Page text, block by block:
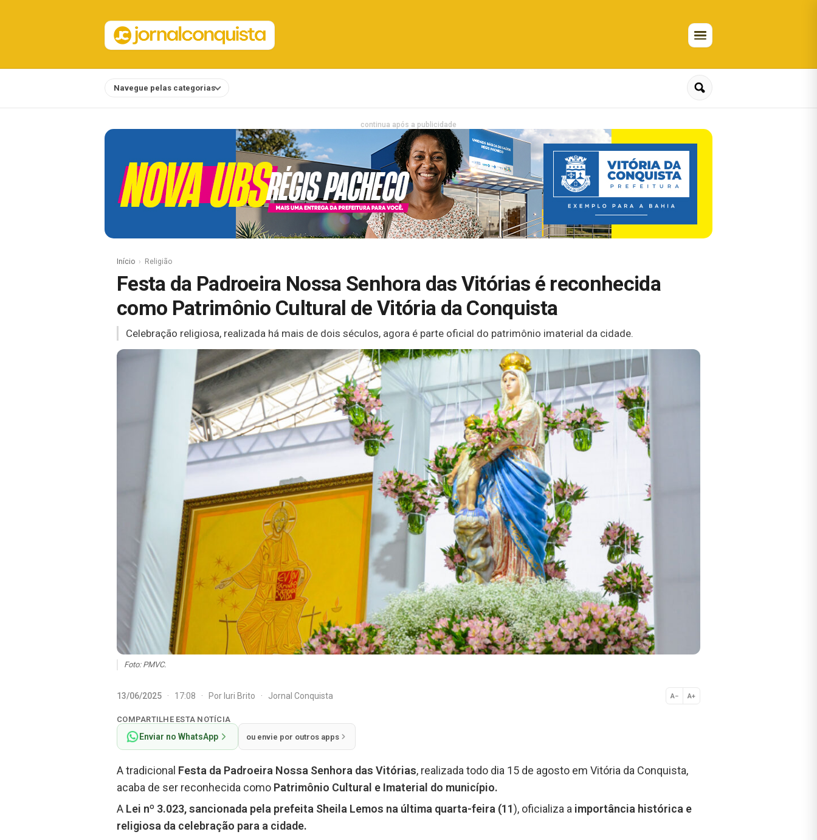
Navegue pelas categorias
continua após a publicidade
Início Religião
Festa da Padroeira Nossa Senhora das Vitórias é reconhecida
como Patrimônio Cultural de Vitória da Conquista
Celebração religiosa, realizada há mais de dois séculos, agora é parte oficial do patrimônio imaterial da cidade.
Foto: PMVC.
13/06/2025 · 17:08 · Por Iuri Brito · Jornal Conquista A− A+
Normal
COMPARTILHE ESTA NOTÍCIA
Enviar no WhatsApp ou envie por outros apps
A tradicional Festa da Padroeira Nossa Senhora das Vitórias, realizada todo dia 15 de agosto em Vitória da Conquista,
acaba de ser reconhecida como Patrimônio Cultural e Imaterial do município.
A Lei nº 3.023, sancionada pela prefeita Sheila Lemos na última quarta-feira (11), oficializa a importância histórica e
religiosa da celebração para a cidade.